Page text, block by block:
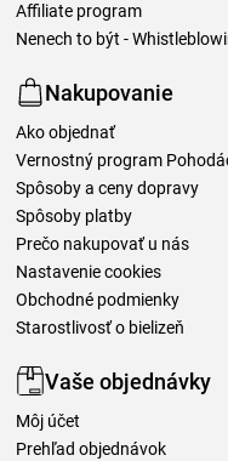
Affiliate program
Nenech to být -
Nakupovanie
Ako objednať
Vernostný program
Spôsoby a ceny dopravy
Spôsoby platby
Prečo nakupovať u nás
Nastavenie cookies
Obchodné podmienky
Starostlivosť o bielizeň
Vaše objednávky
Môj účet
Prehľad objednávok